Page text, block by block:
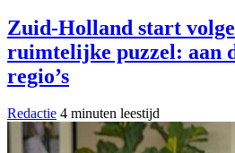
Zuid-Holland start
ruimtelijke puzzel: aan
regio’s
Redactie 4 minuten leestijd